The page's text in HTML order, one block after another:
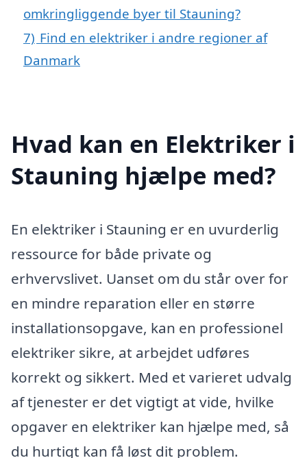
omkringliggende byer til Stauning?
7) Find en elektriker i andre regioner af
Danmark
Hvad kan en Elektriker i
Stauning hjælpe med?
En elektriker i Stauning er en uvurderlig
ressource for både private og
erhvervslivet. Uanset om du står over for
en mindre reparation eller en større
installationsopgave, kan en professionel
elektriker sikre, at arbejdet udføres
korrekt og sikkert. Med et varieret udvalg
af tjenester er det vigtigt at vide, hvilke
opgaver en elektriker kan hjælpe med, så
du hurtigt kan få løst dit problem.